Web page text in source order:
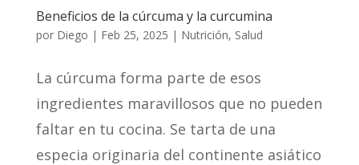
Beneficios de la cúrcuma y la curcumina
por Diego | Feb 25, 2025 | Nutrición, Salud
La cúrcuma forma parte de esos
ingredientes maravillosos que no pueden
faltar en tu cocina. Se tarta de una
especia originaria del continente asiático